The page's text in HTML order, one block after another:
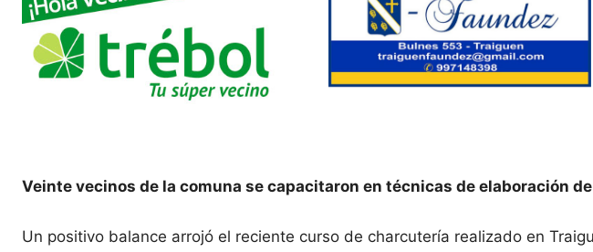
Veinte vecinos de la comuna se capacitaron en técnicas de elaboración
Un positivo balance arrojó el reciente curso de charcutería realizado en